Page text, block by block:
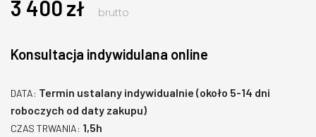
3 400zł brutto
Konsultacja indywidulana online
DATA: Termin ustalany indywidualnie (około 5-14 dni
roboczych od daty zakupu)
CZAS TRWANIA: 1,5h